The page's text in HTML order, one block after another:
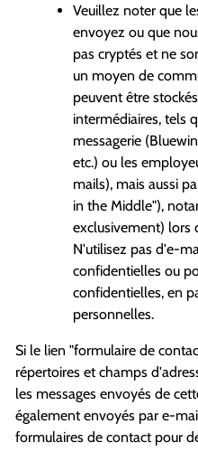
Veuillez noter que
envoyez ou que
pas cryptés et ne
un moyen de
peuvent être
intermédiaires, tels
messagerie
etc.) ou les
mails), mais aussi
in the Middle"),
exclusivement) lors
N'utilisez pas d'e-
confidentielles ou
confidentielles, en
personnelles.
Si le lien "formulaire de
répertoires et champs
les messages envoyés de
également envoyés par e-
formulaires de contact pour